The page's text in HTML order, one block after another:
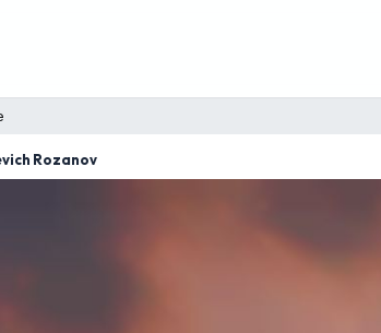
Rozanov